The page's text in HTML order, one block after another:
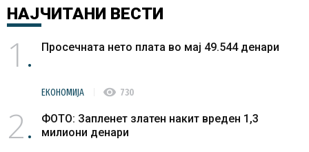
НАЈЧИТАНИ ВЕСТИ
1 Просечната нето плата во мај 49.544 денари
ЕКОНОМИЈА visibility 730
2
ФОТО: Запленет златен накит вреден 1,3
милиони денари